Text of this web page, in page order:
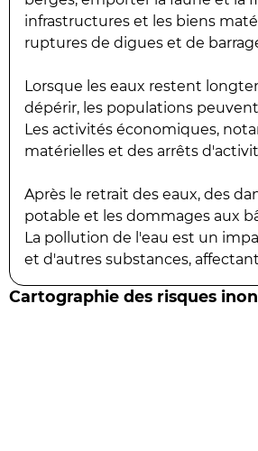
infrastructures et les biens
ruptures de digues et de
Lorsque les eaux restent
dépérir, les populations
Les activités économiques,
matérielles et des arrêts
Après le retrait des eaux, des
potable et les dommages aux
La pollution de l'eau est un
et d'autres substances,
Cartographie des risques